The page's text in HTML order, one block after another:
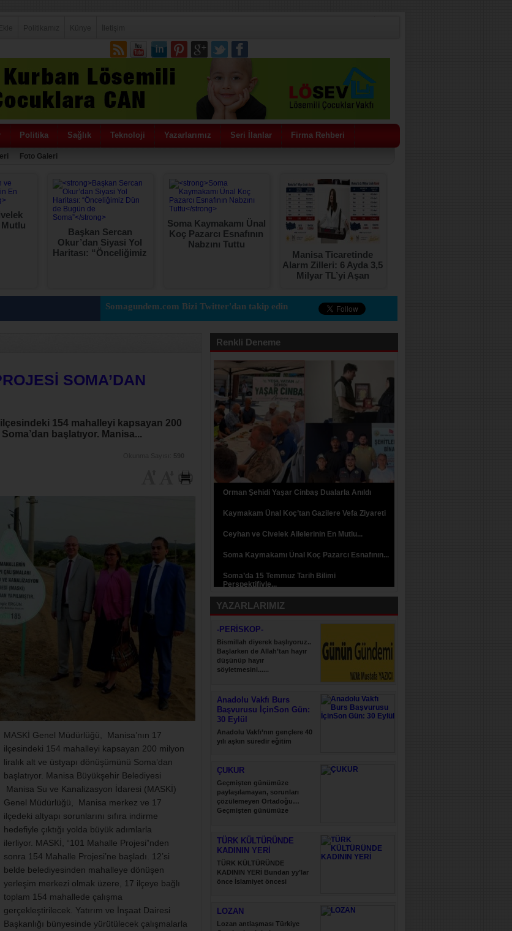
Politika Sağlık Teknoloji Yazarlarımız Seri İlanlar Firma Rehberi
Foto Galeri
Başkan Sercan
Okur’dan Siyasi Yol
Haritası: “Önceliğimiz
Soma Kaymakamı Ünal
Koç Pazarcı Esnafının
Nabzını Tuttu
Manisa Ticaretinde
Alarm Zilleri: 6 Ayda 3,5
Milyar TL’yi Aşan
Protestolu Senet
Somagundem.com Bizi Twitter'dan takip edin
SOMA’DAN
154 mahalleyi kapsayan 200
başlatıyor. Manisa...
MASKİ Genel Müdürlüğü, Manisa’nın 17
ilçesindeki 154 mahalleyi kapsayan 200 milyon
liralık alt ve üstyapı dönüşümünü Soma’dan
başlatıyor. Manisa Büyükşehir Belediyesi
Manisa Su ve Kanalizasyon İdaresi (MASKİ)
Genel Müdürlüğü, Manisa merkez ve 17
ilçedeki altyapı sorunlarını sıfıra indirme
hedefiyle çıktığı yolda büyük adımlarla
ilerliyor. MASKİ, “101 Mahalle Projesi”nden
sonra 154 Mahalle Projesi’ne başladı. 12’si
belde belediyesinden mahalleye dönüşen
yerleşim merkezi olmak üzere, 17 ilçeye bağlı
toplam 154 mahallede çalışma
gerçekleştirilecek. Yatırım ve İnşaat Dairesi
Başkanlığı bünyesinde yürütülecek çalışmalarla
Renkli Deneme
Orman Şehidi Yaşar Cinbaş Dualarla Anıldı
Kaymakam Ünal Koç’tan Gazilere Vefa Ziyareti
Ceyhan ve Civelek Ailelerinin En Mutlu...
Soma Kaymakamı Ünal Koç Pazarcı Esnafının...
Soma’da 15 Temmuz Tarih Bilimi
Perspektifiyle...
YAZARLARIMIZ
-PERİSKOP-
Bismillah diyerek başlıyoruz..
Başlarken de Allah’tan hayır
düşünüp hayır
söyletmesini......
Anadolu Vakfı Burs
Başvurusu İçinSon Gün:
30 Eylül
Anadolu Vakfı’nın gençlere 40
yılı aşkın süredir eğitim
ÇUKUR
Geçmişten günümüze
paylaşılamayan, sorunları
çözülemeyen Ortadoğu…
Geçmişten günümüze
TÜRK KÜLTÜRÜNDE
KADININ YERİ
TÜRK KÜLTÜRÜNDE
KADININ YERİ Bundan yy’lar
önce İslamiyet öncesi
LOZAN
Lozan antlaşması Türkiye